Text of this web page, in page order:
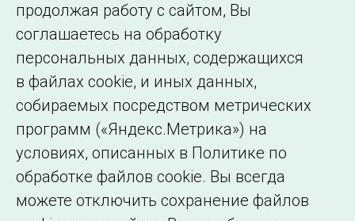
образовательной
организации
продолжая работу с сайтом, Вы
соглашаетесь на обработку
персональных данных, содержащихся
в файлах cookie, и иных данных,
собираемых посредством метрических
программ («Яндекс.Метрика») на
условиях, описанных в Политике по
обработке файлов cookie. Вы всегда
можете отключить сохранение файлов